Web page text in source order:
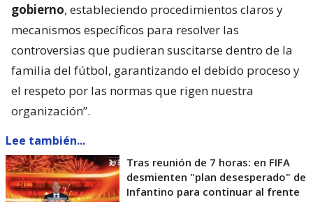
gobierno, estableciendo procedimientos claros y
mecanismos específicos para resolver las
controversias que pudieran suscitarse dentro de la
familia del fútbol, garantizando el debido proceso y
el respeto por las normas que rigen nuestra
organización”.
Lee también...
Tras reunión de 7 horas: en FIFA
desmienten "plan desesperado" de
Infantino para continuar al frente